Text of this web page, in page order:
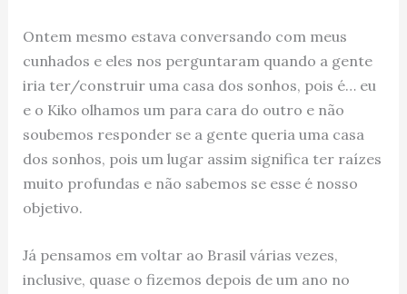
Ontem mesmo estava conversando com meus
cunhados e eles nos perguntaram quando a gente
iria ter/construir uma casa dos sonhos, pois é… eu
e o Kiko olhamos um para cara do outro e não
soubemos responder se a gente queria uma casa
dos sonhos, pois um lugar assim significa ter raízes
muito profundas e não sabemos se esse é nosso
objetivo.
Já pensamos em voltar ao Brasil várias vezes,
inclusive, quase o fizemos depois de um ano no